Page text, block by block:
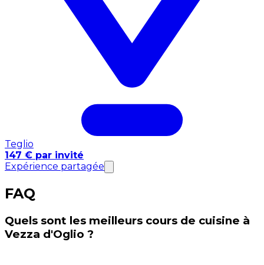
Teglio
147 € par invité
Expérience partagée
FAQ
Quels sont les meilleurs cours de cuisine à
Vezza d'Oglio ?